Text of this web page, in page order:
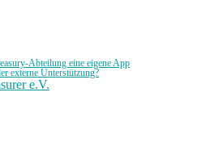
Abteilung eine eigene App
externe Unterstützung?
e.V.